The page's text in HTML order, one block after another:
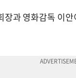
과 영화감독 이